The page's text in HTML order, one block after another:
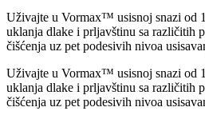
Uživajte u Vormax™ usisnoj snazi od
uklanja dlake i prljavštinu sa različitih
čišćenja uz pet podesivih nivoa
Uživajte u Vormax™ usisnoj snazi od
uklanja dlake i prljavštinu sa različitih
čišćenja uz pet podesivih nivoa